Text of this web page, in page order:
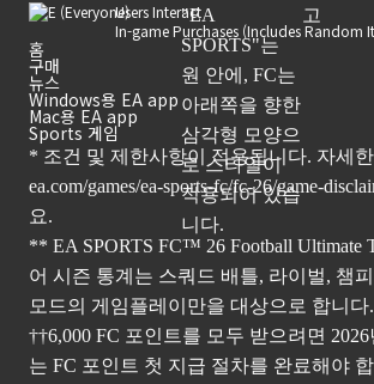
Users Interact
In-game Purchases (Includes Random
홈
구매
뉴스
Windows용 EA app
Mac용 EA app
Sports 게임
* 조건 및 제한사항이 적용됩니다. 자세
ea.com/games/ea-sports-fc/fc-26/game-
요.
** EA SPORTS FC™ 26 Football Ultimate
어 시즌 통계는 스쿼드 배틀, 라이벌, 챔
모드의 게임플레이만을 대상으로 합니다.
††6,000 FC 포인트를 모두 받으려면 2026
는 FC 포인트 첫 지급 절차를 완료해야